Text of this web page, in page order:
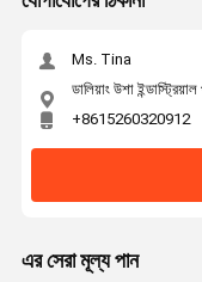
Ms. Tina
ডালিয়াং উশা
+8615260320912
এর সেরা মূল্য পান